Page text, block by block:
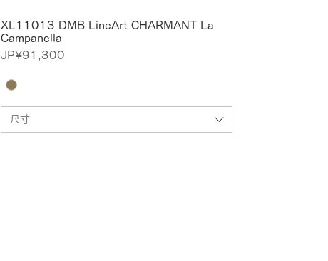
XL11013 DMB LineArt CHARMANT La
Campanella
價格
JP¥91,300
尺寸